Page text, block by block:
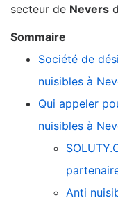
secteur de Nevers
Sommaire
Société de
nuisibles à
Qui appeler
nuisibles à
Anti